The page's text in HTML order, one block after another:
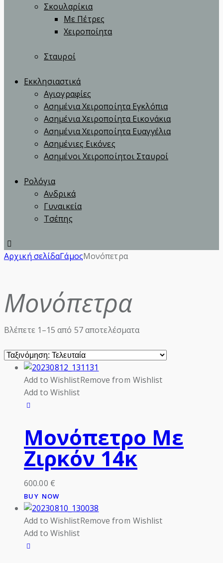
Σκουλαρίκια
Με Πέτρες
Χειροποίητα
Σταυροί
Εκκλησιαστικά
Αγιογραφίες
Ασημένια Χειροποίητα Εγκλόπια
Ασημένια Χειροποίητα Εικονάκια
Ασημένια Χειροποίητα Ευαγγέλια
Ασημένιες Εικόνες
Ασημένοι Χειροποίητοι Σταυροί
Ρολόγια
Ανδρικά
Γυναικεία
Τσέπης
instagram
Αρχική σελίδαΓάμοςΜονόπετρα
Μονόπετρα
Βλέπετε 1–15 από 57 αποτελέσματαSorted
latest
Add to WishlistRemove from Wishlist
Add to Wishlist
Μονόπετρο Με
Ζιρκόν 14κ
600.00 €
BUY NOW
Add to WishlistRemove from Wishlist
Add to Wishlist